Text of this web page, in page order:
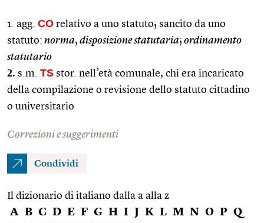
1. agg. CO relativo a uno statuto; sancito da uno
statuto: norma, disposizione statutaria; ordinamento
statutario
2. s.m. TS stor. nell’età comunale, chi era incaricato
della compilazione o revisione dello statuto cittadino
o universitario
Correzioni e suggerimenti
Condividi
Il dizionario di italiano dalla a alla z
A B C D E F G H I J K L M N O P Q